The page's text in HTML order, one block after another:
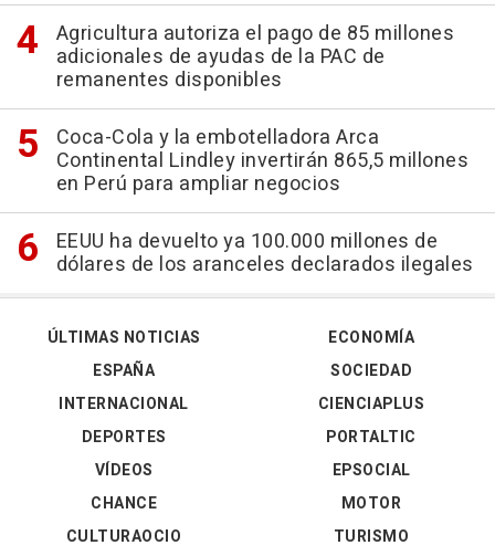
Agricultura autoriza el pago de 85 millones
adicionales de ayudas de la PAC de
remanentes disponibles
Coca-Cola y la embotelladora Arca
Continental Lindley invertirán 865,5 millones
en Perú para ampliar negocios
EEUU ha devuelto ya 100.000 millones de
dólares de los aranceles declarados ilegales
ÚLTIMAS NOTICIAS
ESPAÑA
INTERNACIONAL
DEPORTES
VÍDEOS
ECONOMÍA
SOCIEDAD
CIENCIAPLUS
PORTALTIC
EPSOCIAL
CHANCE
CULTURAOCIO
MOTOR
TURISMO